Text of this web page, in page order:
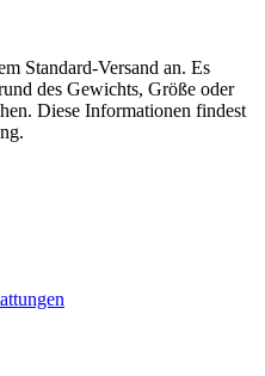
Standard-Versand an. Es
des Gewichts, Größe oder
Diese Informationen findest